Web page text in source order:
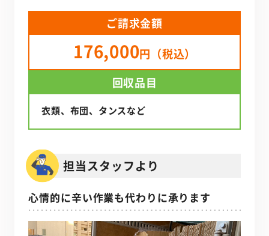
ご請求金額
176,000円（税込）
回収品目
衣類、布団、タンスなど
担当スタッフより
心情的に辛い作業も代わりに承ります